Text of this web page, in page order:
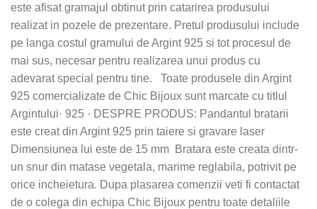
este afisat gramajul obtinut prin catarirea produsului
realizat in pozele de prezentare. Pretul produsului include
pe langa costul gramului de Argint 925 si tot procesul de
mai sus, necesar pentru realizarea unui produs cu
adevarat special pentru tine. Toate produsele din Argint
925 comercializate de Chic Bijoux sunt marcate cu titlul
Argintului· 925 · DESPRE PRODUS: Pandantul bratarii
este creat din Argint 925 prin taiere si gravare laser
Dimensiunea lui este de 15 mm Bratara este creata dintr-
un snur din matase vegetala, marime reglabila, potrivit pe
orice incheietura. Dupa plasarea comenzii veti fi contactat
de o colega din echipa Chic Bijoux pentru toate detaliile